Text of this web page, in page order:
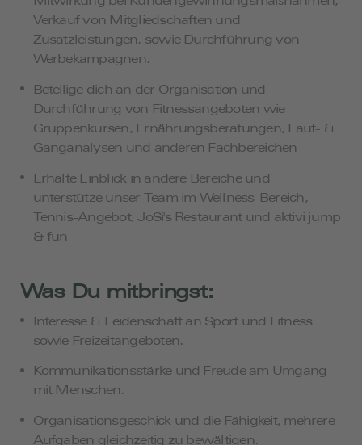
Verkauf von Mitgliedschaften und
Zusatzleistungen, sowie Durchführung von
Werbekampagnen.
Beteilige dich an der Organisation und
Durchführung von Fitnessangeboten wie
Gruppenkursen, Ernährungsberatungen, Lauf- &
Ganganalysen und anderen Fachbereichen
Erhalte Einblick in andere Bereiche und
unterstütze unser Team im Wellness-Bereich,
Tennis-Angebot, JoSi's Restaurant und aktivi jump
& fun
Was Du mitbringst:
Interesse & Leidenschaft an Sport und Fitness
sowie Freizeitangeboten.
Kommunikationsstärke und Freude am Umgang
mit Menschen.
Organisationsgeschick und die Fähigkeit, mehrere
Aufgaben gleichzeitig zu bewältigen.